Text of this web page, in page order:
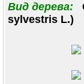
Вид дерева:
sylvestris L.)